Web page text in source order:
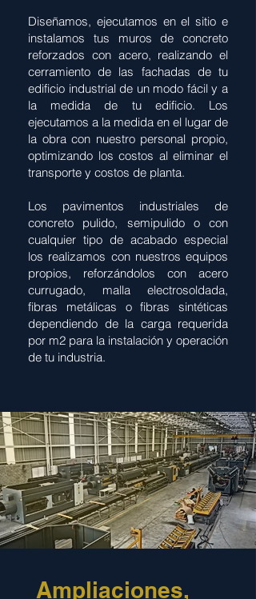
Diseñamos, ejecutamos en el sitio e
instalamos tus muros de concreto
reforzados con acero, realizando el
cerramiento de las fachadas de tu
edificio industrial de un modo fácil y a
la medida de tu edificio. Los
ejecutamos a la medida en el lugar de
la obra con nuestro personal propio,
optimizando los costos al eliminar el
transporte y costos de planta.
Los pavimentos industriales de
concreto pulido, semipulido o con
cualquier tipo de acabado especial
los realizamos con nuestros equipos
propios, reforzándolos con acero
currugado, malla electrosoldada,
fibras metálicas o fibras sintéticas
dependiendo de la carga requerida
por m2 para la instalación y operación
de tu industria.
Ampliaciones,